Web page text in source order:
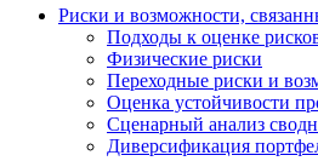
Риски и возможности,
Подходы к оценке
Физические риски
Переходные риски и
Оценка устойчивости
Сценарный анализ
Диверсификация